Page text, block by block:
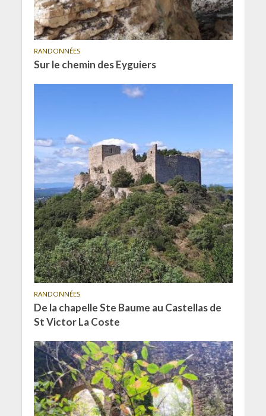
RANDONNÉES
Sur le chemin des Eyguiers
RANDONNÉES
De la chapelle Ste Baume au Castellas de
St Victor La Coste